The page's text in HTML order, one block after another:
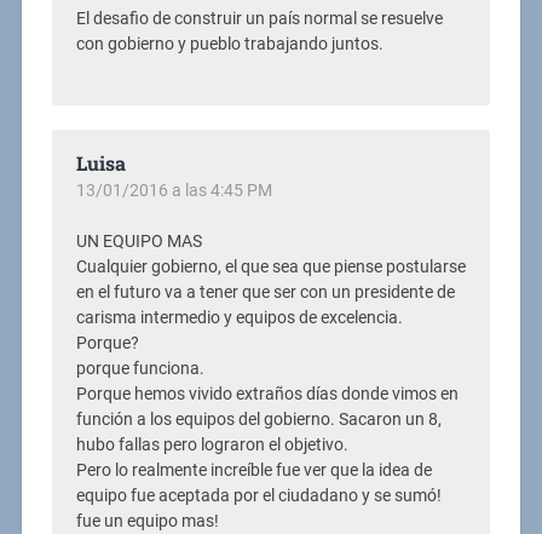
El desafio de construir un país normal se resuelve
con gobierno y pueblo trabajando juntos.
Luisa
13/01/2016 a las 4:45 PM
UN EQUIPO MAS
Cualquier gobierno, el que sea que piense postularse
en el futuro va a tener que ser con un presidente de
carisma intermedio y equipos de excelencia.
Porque?
porque funciona.
Porque hemos vivido extraños días donde vimos en
función a los equipos del gobierno. Sacaron un 8,
hubo fallas pero lograron el objetivo.
Pero lo realmente increíble fue ver que la idea de
equipo fue aceptada por el ciudadano y se sumó!
fue un equipo mas!